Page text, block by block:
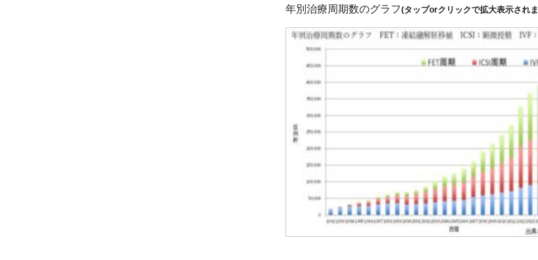
年別治療周期数のグラフ(タップorクリックで拡大表示され